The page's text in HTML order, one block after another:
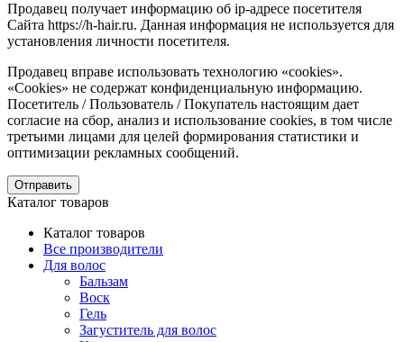
Продавец получает информацию об ip-адресе посетителя
Сайта https://h-hair.ru. Данная информация не используется для
установления личности посетителя.
Продавец вправе использовать технологию «cookies».
«Cookies» не содержат конфиденциальную информацию.
Посетитель / Пользователь / Покупатель настоящим дает
согласие на сбор, анализ и использование cookies, в том числе
третьими лицами для целей формирования статистики и
оптимизации рекламных сообщений.
Отправить
Каталог товаров
Каталог товаров
Все производители
Для волос
Бальзам
Воск
Гель
Загуститель для волос